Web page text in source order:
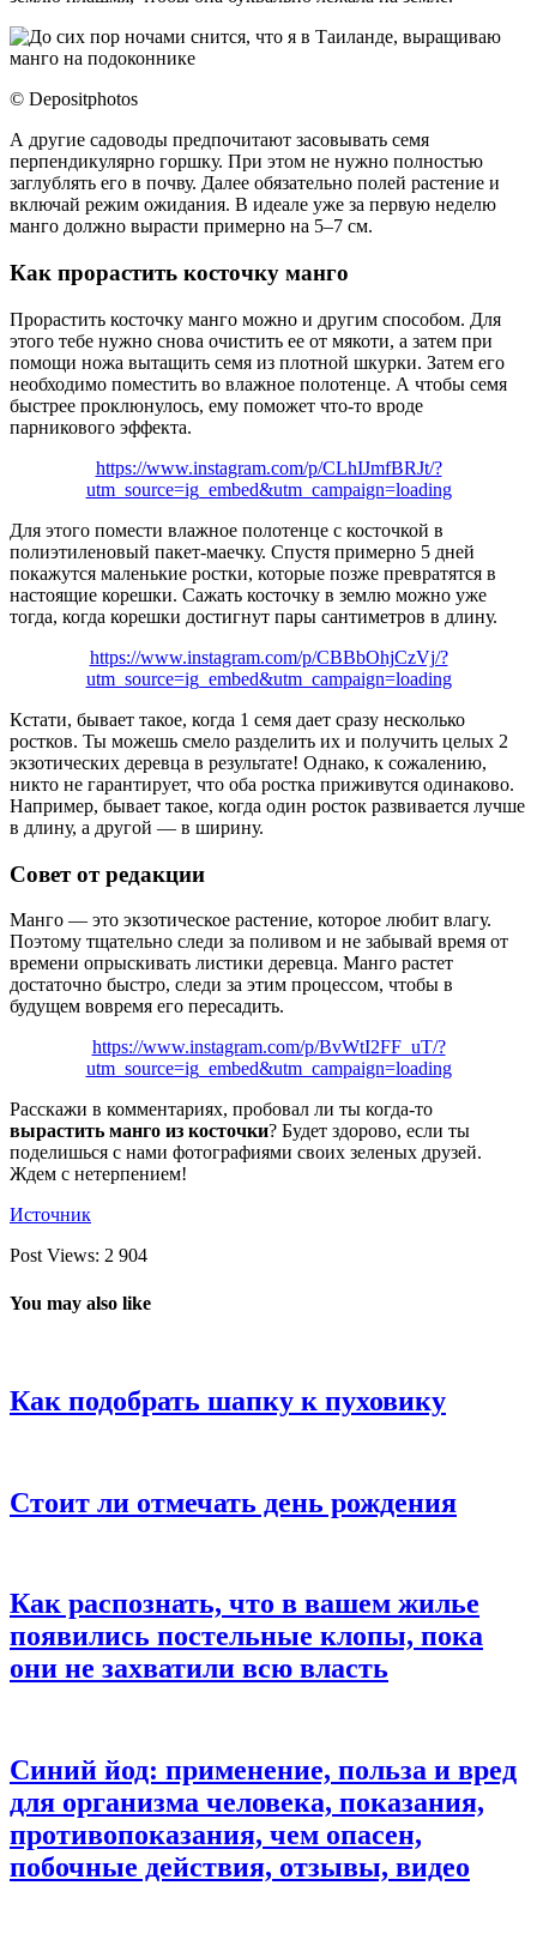
© Depositphotos
А другие садоводы предпочитают засовывать семя
перпендикулярно горшку. При этом не нужно полностью
заглублять его в почву. Далее обязательно полей растение и
включай режим ожидания. В идеале уже за первую неделю
манго должно вырасти примерно на 5–7 см.
Как прорастить косточку манго
Прорастить косточку манго можно и другим способом. Для
этого тебе нужно снова очистить ее от мякоти, а затем при
помощи ножа вытащить семя из плотной шкурки. Затем его
необходимо поместить во влажное полотенце. А чтобы семя
быстрее проклюнулось, ему поможет что-то вроде
парникового эффекта.
https://www.instagram.com/p/CLhIJmfBRJt/?
utm_source=ig_embed&utm_campaign=loading
Для этого помести влажное полотенце с косточкой в
полиэтиленовый пакет-маечку. Спустя примерно 5 дней
покажутся маленькие ростки, которые позже превратятся в
настоящие корешки. Сажать косточку в землю можно уже
тогда, когда корешки достигнут пары сантиметров в длину.
https://www.instagram.com/p/CBBbOhjCzVj/?
utm_source=ig_embed&utm_campaign=loading
Кстати, бывает такое, когда 1 семя дает сразу несколько
ростков. Ты можешь смело разделить их и получить целых 2
экзотических деревца в результате! Однако, к сожалению,
никто не гарантирует, что оба ростка приживутся одинаково.
Например, бывает такое, когда один росток развивается лучше
в длину, а другой — в ширину.
Совет от редакции
Манго — это экзотическое растение, которое любит влагу.
Поэтому тщательно следи за поливом и не забывай время от
времени опрыскивать листики деревца. Манго растет
достаточно быстро, следи за этим процессом, чтобы в
будущем вовремя его пересадить.
https://www.instagram.com/p/BvWtI2FF_uT/?
utm_source=ig_embed&utm_campaign=loading
Расскажи в комментариях, пробовал ли ты когда-то
вырастить манго из косточки? Будет здорово, если ты
поделишься с нами фотографиями своих зеленых друзей.
Ждем с нетерпением!
Источник
Post Views: 2 904
You may also like
Как подобрать шапку к пуховику
Стоит ли отмечать день рождения
Как распознать, что в вашем жилье
появились постельные клопы, пока
они не захватили всю власть
Синий йод: применение, польза и вред
для организма человека, показания,
противопоказания, чем опасен,
побочные действия, отзывы, видео